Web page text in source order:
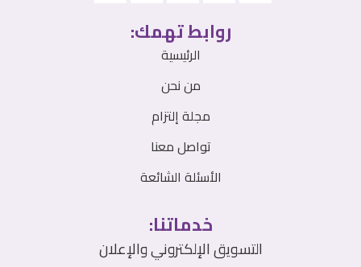
روابط تهمك:
الرئيسية
من نحن
مجلة إلتزام
تواصل معنا
الأسئلة الشائعة
خدماتنا:
التسويق الإلكتروني والإعلان